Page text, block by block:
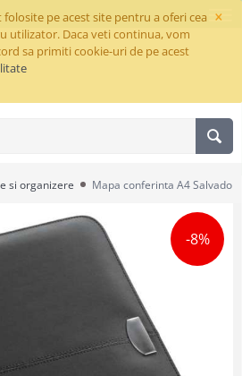
×
pe acest site pentru a oferi cea
utilizator. Daca veti continua, vom
sa primiti cookie-uri de pe acest
si organizere Mapa conferinta A4 Salvador
-8%